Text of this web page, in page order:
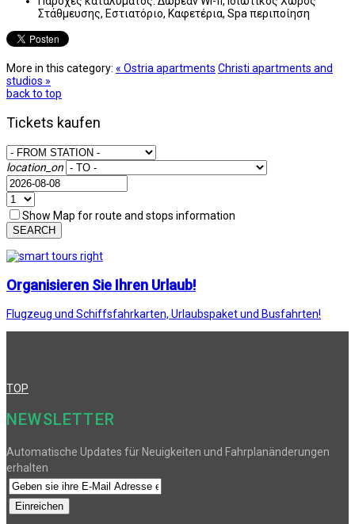
Στάθμευσης, Εστιατόριο, Καφετέρια, Spa περιποίηση
More in this category: « Ostria apartments Christi apartments and
studios »
back to top
Tickets kaufen
location_on
Show Map for route and stops information
SEARCH
Organisieren Sie Ihren Urlaub!
Flugzeug und Schiffsfahrkarten, Urlaubspaket und Busfahrten!
TOP
NEWSLETTER
Automatische Updates für Neuigkeiten und Fahrplanänderungen
erhalten